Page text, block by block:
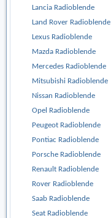
Lancia Radioblende
Land Rover Radioblende
Lexus Radioblende
Mazda Radioblende
Mercedes Radioblende
Mitsubishi Radioblende
Nissan Radioblende
Opel Radioblende
Peugeot Radioblende
Pontiac Radioblende
Porsche Radioblende
Renault Radioblende
Rover Radioblende
Saab Radioblende
Seat Radioblende